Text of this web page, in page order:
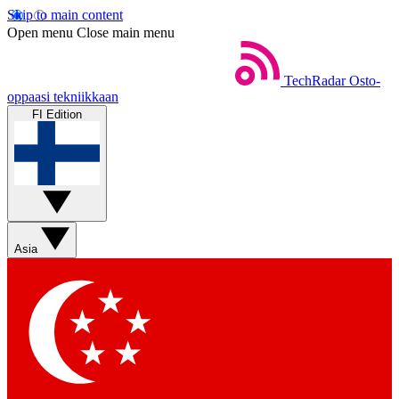
Skip to main content
Open menu Close main menu
TechRadar Osto-
oppaasi tekniikkaan
FI Edition
Asia